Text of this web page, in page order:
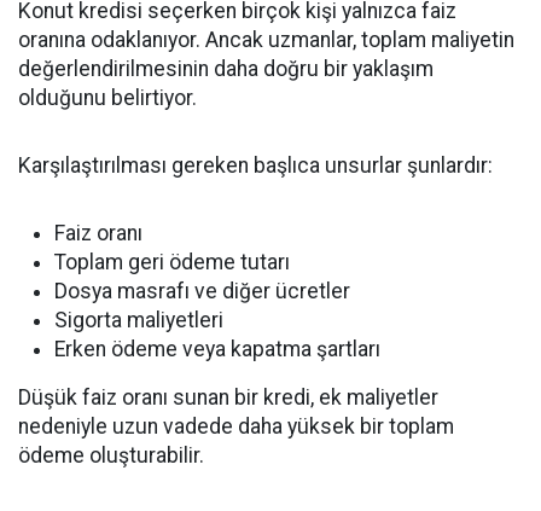
Konut kredisi seçerken birçok kişi yalnızca faiz
oranına odaklanıyor. Ancak uzmanlar, toplam maliyetin
değerlendirilmesinin daha doğru bir yaklaşım
olduğunu belirtiyor.
Karşılaştırılması gereken başlıca unsurlar şunlardır:
Faiz oranı
Toplam geri ödeme tutarı
Dosya masrafı ve diğer ücretler
Sigorta maliyetleri
Erken ödeme veya kapatma şartları
Düşük faiz oranı sunan bir kredi, ek maliyetler
nedeniyle uzun vadede daha yüksek bir toplam
ödeme oluşturabilir.